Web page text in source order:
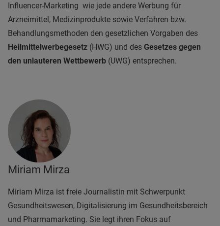
Influencer-Marketing wie jede andere Werbung für
Arzneimittel, Medizinprodukte sowie Verfahren bzw.
Behandlungsmethoden den gesetzlichen Vorgaben des
Heilmittelwerbegesetz (HWG) und des Gesetzes gegen
den unlauteren Wettbewerb (UWG) entsprechen.
Miriam Mirza
Miriam Mirza ist freie Journalistin mit Schwerpunkt
Gesundheitswesen, Digitalisierung im Gesundheitsbereich
und Pharmamarketing. Sie legt ihren Fokus auf